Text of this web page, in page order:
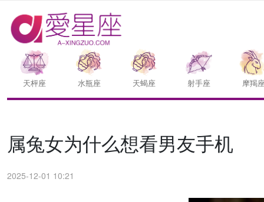
天枰座 水瓶座 天蝎座 射手座 摩羯
属兔女为什么想看男友手机
2025-12-01 10:21